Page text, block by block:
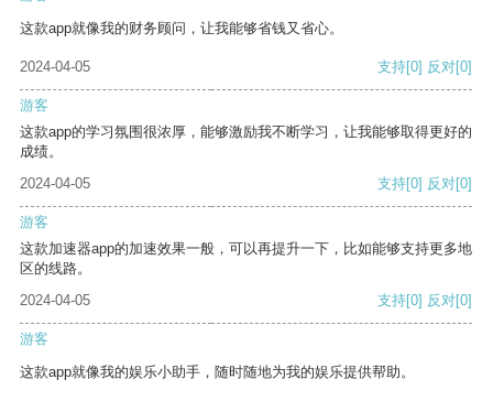
这款app就像我的财务顾问，让我能够省钱又省心。
2024-04-05 支持[0] 反对[0]
游客
这款app的学习氛围很浓厚，能够激励我不断学习，让我能够取得更好的
成绩。
2024-04-05
支持[0] 反对[0]
游客
这款加速器app的加速效果一般，可以再提升一下，比如能够支持更多地
区的线路。
2024-04-05
支持[0] 反对[0]
游客
这款app就像我的娱乐小助手，随时随地为我的娱乐提供帮助。